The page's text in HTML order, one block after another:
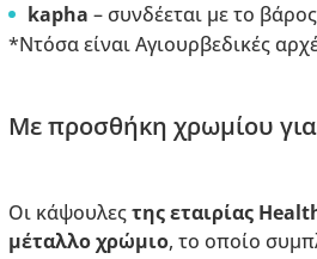
kapha – συνδέεται με το
*Ντόσα είναι Αγιουρβεδικές
Με προσθήκη χρωμίου
Οι κάψουλεςτης εταιρίας
μέταλλο χρώμιο, το οποίο